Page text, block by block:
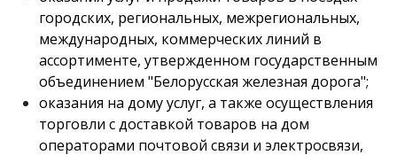
городских, региональных, межрегиональных,
международных, коммерческих линий в
ассортименте, утвержденном государственным
объединением "Белорусская железная дорога";
оказания на дому услуг, а также осуществления
торговли с доставкой товаров на дом
операторами почтовой связи и электросвязи,